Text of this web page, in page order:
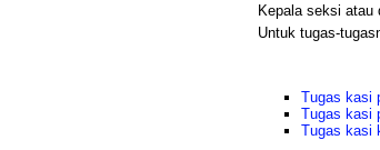
Kepala seksi atau
Untuk tugas-
Tugas kasi
Tugas kasi
Tugas kasi